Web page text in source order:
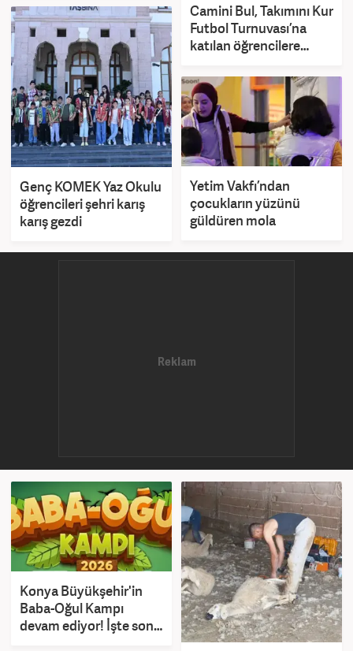
Camini Bul, Takımını Kur
Futbol Turnuvası’na
katılan öğrencilere
Genç KOMEK Yaz Okulu
öğrencileri şehri karış
karış gezdi
Yetim Vakfı’ndan
çocukların yüzünü
güldüren mola
Konya Büyükşehir'in
Baba-Oğul Kampı
devam ediyor! İşte son